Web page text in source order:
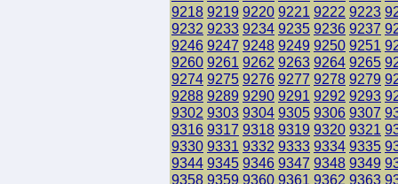
9218 9219 9220 9221 9222 9223
9232 9233 9234 9235 9236 9237
9246 9247 9248 9249 9250 9251
9260 9261 9262 9263 9264 9265
9274 9275 9276 9277 9278 9279
9288 9289 9290 9291 9292 9293
9302 9303 9304 9305 9306 9307
9316 9317 9318 9319 9320 9321
9330 9331 9332 9333 9334 9335
9344 9345 9346 9347 9348 9349
9358 9359 9360 9361 9362 9363